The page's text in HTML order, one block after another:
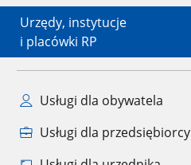
Urzędy, instytucje
i placówki RP
Usługi dla obywatela
Usługi dla przedsiębiorcy